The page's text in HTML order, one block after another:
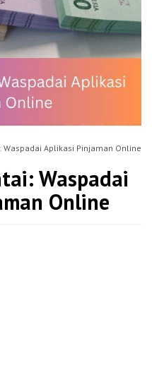
Waspadai Aplikasi Pinjaman Online
Waspadai
Online